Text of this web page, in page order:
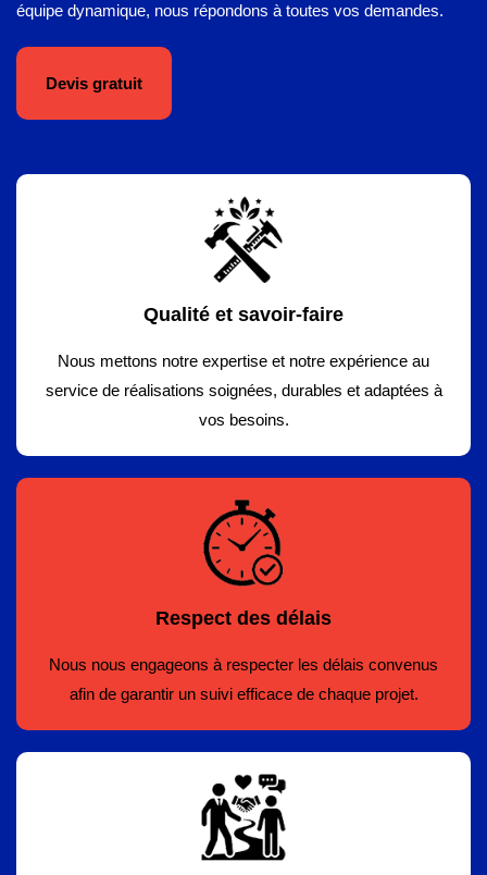
équipe dynamique, nous répondons à toutes vos demandes.
Devis gratuit
Qualité et savoir-faire
Nous mettons notre expertise et notre expérience au
service de réalisations soignées, durables et adaptées à
vos besoins.
Respect des délais
Nous nous engageons à respecter les délais convenus
afin de garantir un suivi efficace de chaque projet.